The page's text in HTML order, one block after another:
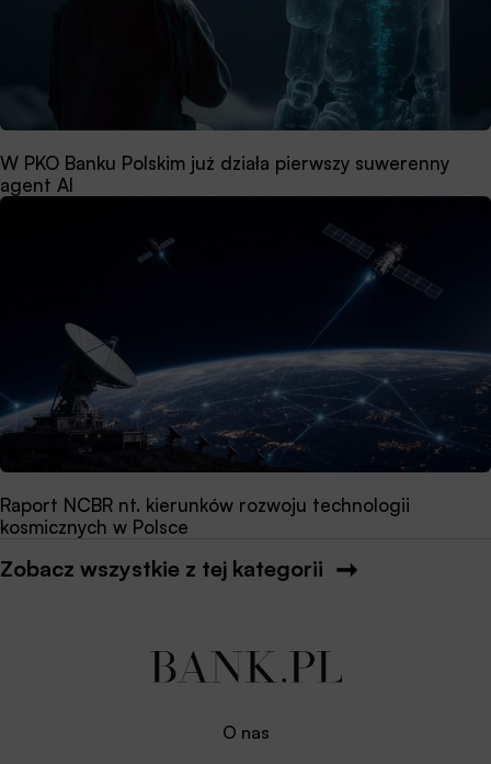
W PKO Banku Polskim już działa pierwszy suwerenny
agent AI
Raport NCBR nt. kierunków rozwoju technologii
kosmicznych w Polsce
Zobacz wszystkie z tej kategorii
O nas